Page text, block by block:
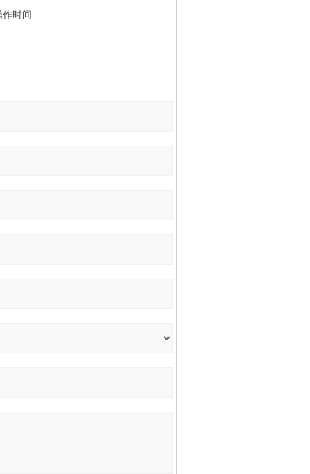
时间